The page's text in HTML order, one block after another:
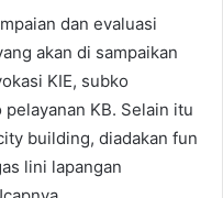
dan evaluasi
akan di sampaikan
KIE, subko
KB. Selain itu
building, diadakan fun
lini lapangan